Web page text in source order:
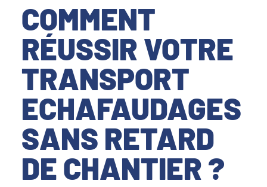
COMMENT
RÉUSSIR VOTRE
TRANSPORT
ECHAFAUDAGES
SANS RETARD
DE CHANTIER ?